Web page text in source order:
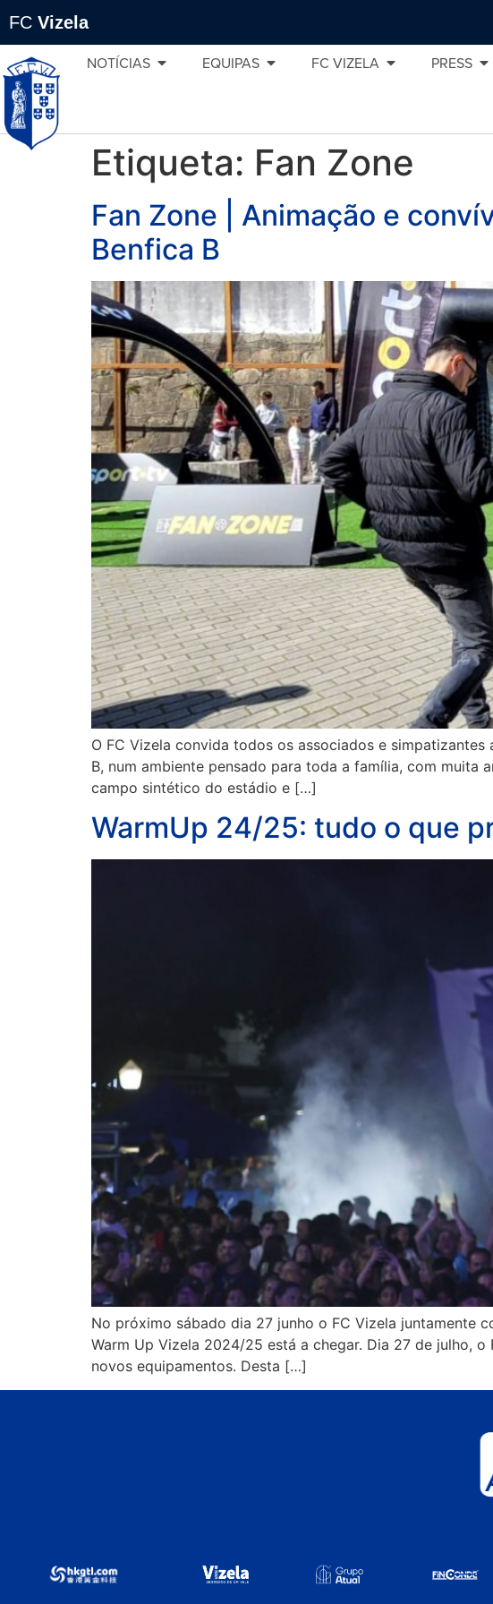
FC Vizela
NOTÍCIAS EQUIPAS FC VIZELA PRESS
Etiqueta: Fan Zone
Fan Zone | Animação e
Benfica B
O FC Vizela convida todos os associados e
B, num ambiente pensado para toda a família, com muita
campo sintético do estádio e […]
WarmUp 24/25: tudo o que
No próximo sábado dia 27 junho o FC Vizela juntamente
Warm Up Vizela 2024/25 está a chegar. Dia 27 de julho,
novos equipamentos. Desta […]